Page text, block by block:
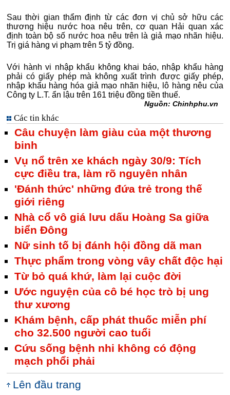
Sau thời gian thẩm định từ các đơn vị chủ sở hữu các
thương hiệu nước hoa nêu trên, cơ quan Hải quan xác
định toàn bộ số nước hoa nêu trên là giả mạo nhãn hiệu.
Trị giá hàng vi phạm trên 5 tỷ đồng.
Với hành vi nhập khẩu không khai báo, nhập khẩu hàng
phải có giấy phép mà không xuất trình được giấy phép,
nhập khẩu hàng hóa giả mạo nhãn hiệu, lô hàng nêu của
Công ty L.T. ẩn lậu trên 161 triệu đồng tiền thuế.
Nguồn: Chinhphu.vn
Các tin khác
Câu chuyện làm giàu của một thương
binh
Vụ nổ trên xe khách ngày 30/9: Tích
cực điều tra, làm rõ nguyên nhân
'Đánh thức' những đứa trẻ trong thế
giới riêng
Nhà cổ vô giá lưu dấu Hoàng Sa giữa
biển Đông
Nữ sinh tố bị đánh hội đồng dã man
Thực phẩm trong vòng vây chất độc hại
Từ bỏ quá khứ, làm lại cuộc đời
Ước nguyện của cô bé học trò bị ung
thư xương
Khám bệnh, cấp phát thuốc miễn phí
cho 32.500 người cao tuổi
Cứu sống bệnh nhi không có động
mạch phổi phải
Lên đầu trang